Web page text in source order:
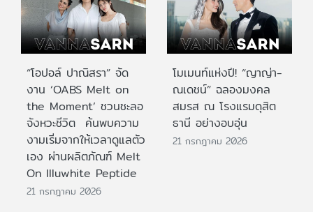
“โอปอล์ ปาณิสรา” จัด
งาน ‘OABS Melt on
the Moment’ ชวนชะลอ
จังหวะชีวิต ค้นพบความ
งามเริ่มจากให้เวลาดูแลตัว
เอง ผ่านผลิตภัณฑ์ Melt
On Illuwhite Peptide
21 กรกฎาคม 2026
โมเมนท์แห่งปี! “ญาญ่า-
ณเดชน์” ฉลองมงคล
สมรส ณ โรงแรมดุสิต
ธานี อย่างอบอุ่น
21 กรกฎาคม 2026